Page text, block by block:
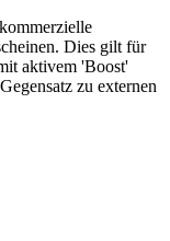
Dies gilt für
aktivem 'Boost'
zu externen